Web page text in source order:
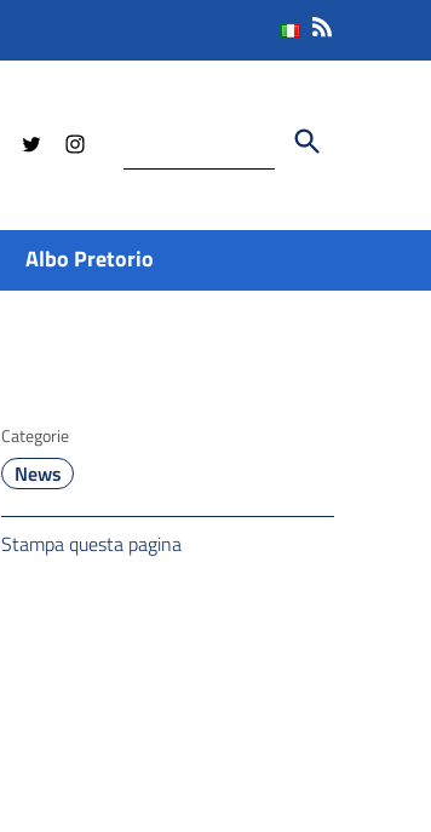
Cerca
Albo Pretorio
Categorie
News
Stampa questa pagina